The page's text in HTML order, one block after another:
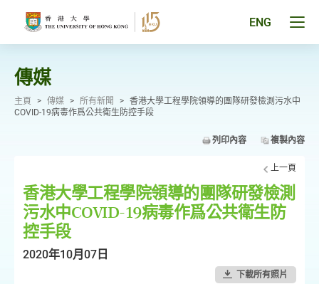
ENG
傳媒
主頁 > 傳媒 > 所有新聞 > 香港大學工程學院領導的團隊研發檢測污水中
COVID-19病毒作爲公共衛生防控手段
列印內容 複製內容
上一頁
香港大學工程學院領導的團隊研發檢測
污水中COVID-19病毒作爲公共衛生防
控手段
2020年10月07日
下載所有照片